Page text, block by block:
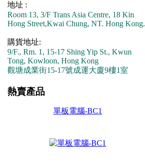
地址 :
Room 13, 3/F Trans Asia Centre, 18 Kin
Hong Street,Kwai Chung, NT. Hong Kong.
購貨地址:
9/F., Rm. 1, 15-17 Shing Yip St., Kwun
Tong, Kowloon, Hong Kong
觀塘成業街15-17號成運大廈9樓1室
熱賣產品
單板電腦-BC1